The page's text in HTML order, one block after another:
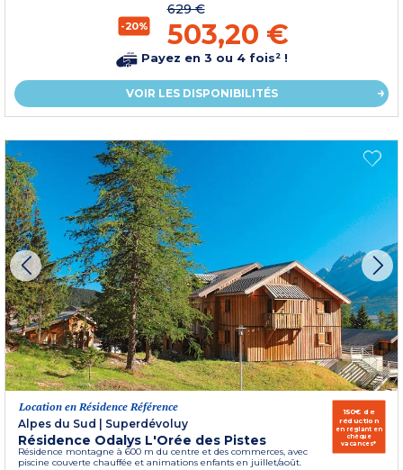
-20%
629 €
503,20 €
Payez en 3 ou 4 fois² !
VOIR LES DISPONIBILITÉS
Location en Résidence Référence
Alpes du Sud
Superdévoluy
Résidence Odalys L'Orée des Pistes
Résidence montagne à 600 m du centre et des commerces, avec
piscine couverte chauffée et animations enfants en juillet/août.
150€ de
réduction
en réglant en
chèque
vacances*